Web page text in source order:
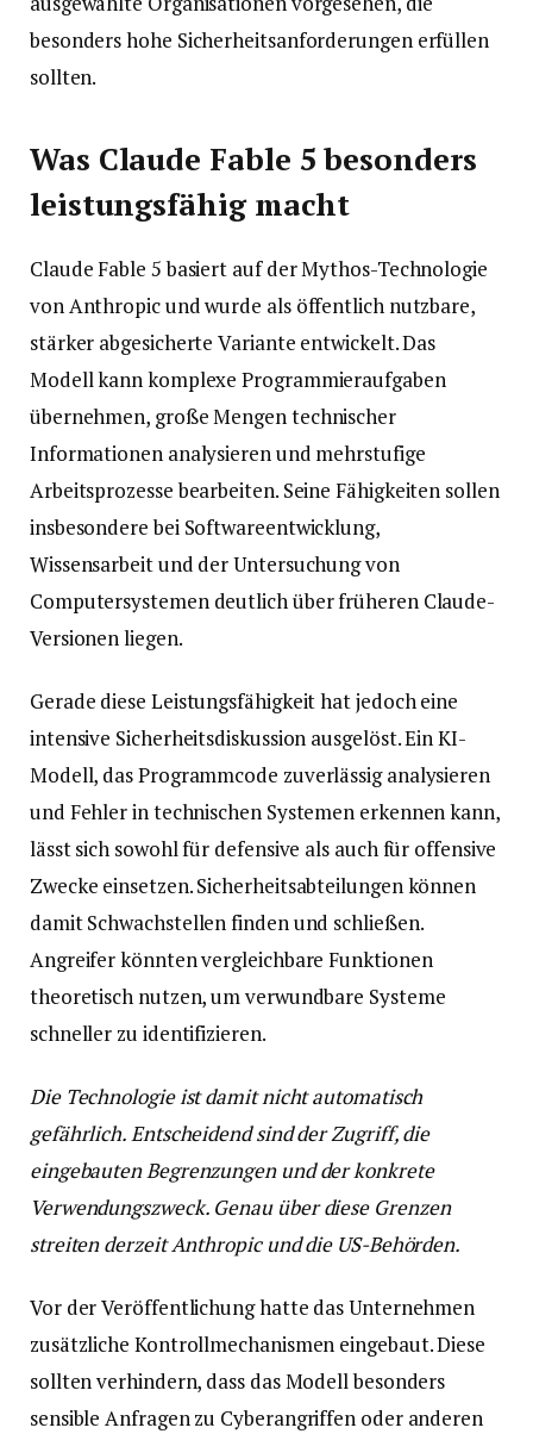
besonders hohe Sicherheitsanforderungen erfüllen
sollten.
Was Claude Fable 5 besonders
leistungsfähig macht
Claude Fable 5 basiert auf der Mythos-Technologie
von Anthropic und wurde als öffentlich nutzbare,
stärker abgesicherte Variante entwickelt. Das
Modell kann komplexe Programmieraufgaben
übernehmen, große Mengen technischer
Informationen analysieren und mehrstufige
Arbeitsprozesse bearbeiten. Seine Fähigkeiten sollen
insbesondere bei Softwareentwicklung,
Wissensarbeit und der Untersuchung von
Computersystemen deutlich über früheren Claude-
Versionen liegen.
Gerade diese Leistungsfähigkeit hat jedoch eine
intensive Sicherheitsdiskussion ausgelöst. Ein KI-
Modell, das Programmcode zuverlässig analysieren
und Fehler in technischen Systemen erkennen kann,
lässt sich sowohl für defensive als auch für offensive
Zwecke einsetzen. Sicherheitsabteilungen können
damit Schwachstellen finden und schließen.
Angreifer könnten vergleichbare Funktionen
theoretisch nutzen, um verwundbare Systeme
schneller zu identifizieren.
Die Technologie ist damit nicht automatisch
gefährlich. Entscheidend sind der Zugriff, die
eingebauten Begrenzungen und der konkrete
Verwendungszweck. Genau über diese Grenzen
streiten derzeit Anthropic und die US-Behörden.
Vor der Veröffentlichung hatte das Unternehmen
zusätzliche Kontrollmechanismen eingebaut. Diese
sollten verhindern, dass das Modell besonders
sensible Anfragen zu Cyberangriffen oder anderen